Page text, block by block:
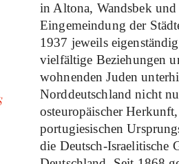
in Altona, Wandsbek
Eingemeindung der
1937 jeweils
vielfältige Beziehungen
wohnenden Juden
Norddeutschland nicht
osteuropäischer
portugiesischen
die Deutsch-Israelitische